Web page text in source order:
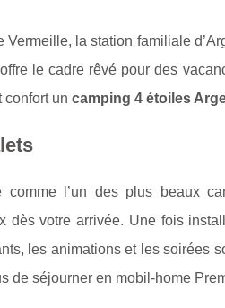
Vermeille, la station familiale
le cadre rêvé pour des
confort un camping 4 étoiles
comme l’un des plus beaux
dès votre arrivée. Une fois
les animations et les soirées
de séjourner en mobil-home